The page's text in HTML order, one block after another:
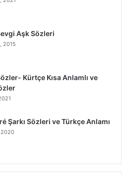
Aşk Sözleri
2015
Kürtçe Kısa Anlamlı ve
Şarkı Sözleri ve Türkçe Anlamı